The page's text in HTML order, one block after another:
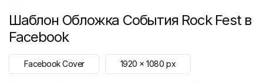
Шаблон Обложка События Rock Fest в
Facebook
Facebook Cover 1920 x1080 px